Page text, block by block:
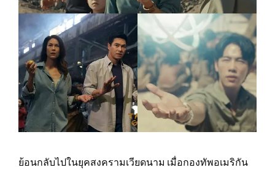
ย้อนกลับไปในยุคสงครามเวียดนาม เมื่อกองทัพอเมริกัน